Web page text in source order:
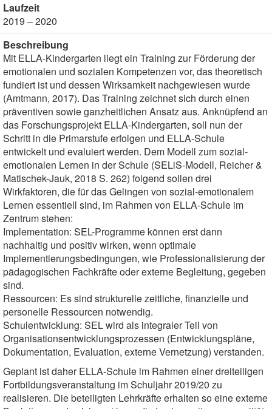
Laufzeit
2019 – 2020
Beschreibung
Mit ELLA-Kindergarten liegt ein Training zur Förderung der
emotionalen und sozialen Kompetenzen vor, das theoretisch
fundiert ist und dessen Wirksamkeit nachgewiesen wurde
(Amtmann, 2017). Das Training zeichnet sich durch einen
präventiven sowie ganzheitlichen Ansatz aus. Anknüpfend an
das Forschungsprojekt ELLA-Kindergarten, soll nun der
Schritt in die Primarstufe erfolgen und ELLA-Schule
entwickelt und evaluiert werden. Dem Modell zum sozial-
emotionalen Lernen in der Schule (SELiS-Modell, Reicher &
Matischek-Jauk, 2018 S. 262) folgend sollen drei
Wirkfaktoren, die für das Gelingen von sozial-emotionalem
Lernen essentiell sind, im Rahmen von ELLA-Schule im
Zentrum stehen:
Implementation: SEL-Programme können erst dann
nachhaltig und positiv wirken, wenn optimale
Implementierungsbedingungen, wie Professionalisierung der
pädagogischen Fachkräfte oder externe Begleitung, gegeben
sind.
Ressourcen: Es sind strukturelle zeitliche, finanzielle und
personelle Ressourcen notwendig.
Schulentwicklung: SEL wird als integraler Teil von
Organisationsentwicklungsprozessen (Entwicklungspläne,
Dokumentation, Evaluation, externe Vernetzung) verstanden.
Geplant ist daher ELLA-Schule im Rahmen einer dreiteiligen
Fortbildungsveranstaltung im Schuljahr 2019/20 zu
realisieren. Die beteiligten Lehrkräfte erhalten so eine externe